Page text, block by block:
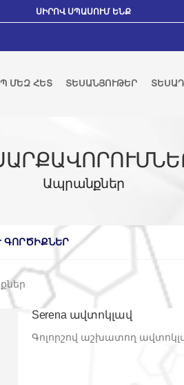
ՍԻՐՈՎ ՍՊԱՍՈՒՄ ԵՆՔ
ՄԵԶ ՀԵՏ ՏԵՍԱՆՅՈՒԹԵՐ
Ապրանքներ
Serena ավտոկլավ
Գոլորշով աշխատող